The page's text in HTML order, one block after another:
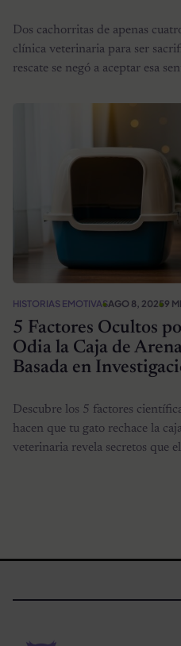
Dos cachorritas de apenas
clínica veterinaria para ser
rescate se negó a aceptar esa
HISTORIAS EMOTIVASAGO 8, 20259
5 Factores Ocultos
Odia la Caja de
Basada en
Descubre los 5 factores
hacen que tu gato rechace la
veterinaria revela secretos que